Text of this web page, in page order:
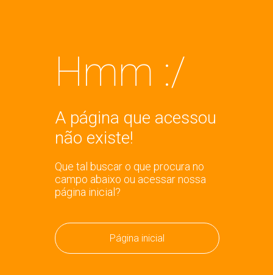
Hmm :/
A página que acessou
não existe!
Que tal buscar o que procura no
campo abaixo ou acessar nossa
página inicial?
Página inicial